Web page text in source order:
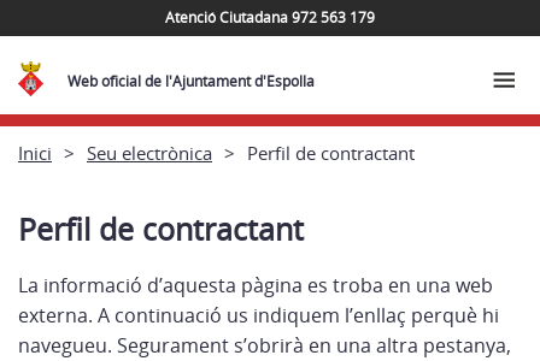
Atenció Ciutadana 972 563 179
Web oficial de l'Ajuntament d'Espolla
Inici Seu electrònica Perfil de contractant
Perfil de contractant
La informació d’aquesta pàgina es troba en una web
externa. A continuació us indiquem l’enllaç perquè hi
navegueu. Segurament s’obrirà en una altra pestanya,